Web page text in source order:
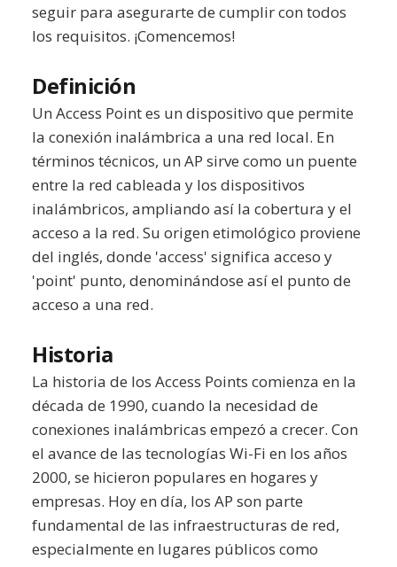
seguir para asegurarte de cumplir con todos
los requisitos. ¡Comencemos!
Definición
Un Access Point es un dispositivo que permite
la conexión inalámbrica a una red local. En
términos técnicos, un AP sirve como un puente
entre la red cableada y los dispositivos
inalámbricos, ampliando así la cobertura y el
acceso a la red. Su origen etimológico proviene
del inglés, donde 'access' significa acceso y
'point' punto, denominándose así el punto de
acceso a una red.
Historia
La historia de los Access Points comienza en la
década de 1990, cuando la necesidad de
conexiones inalámbricas empezó a crecer. Con
el avance de las tecnologías Wi-Fi en los años
2000, se hicieron populares en hogares y
empresas. Hoy en día, los AP son parte
fundamental de las infraestructuras de red,
especialmente en lugares públicos como